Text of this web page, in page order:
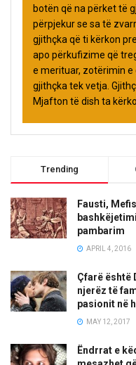
botën që na përket të
përpjekur se sa të
gjithçka që ti kërkon
apo përkufizime që
e merituar, zotërimin e
gjithçka tek vetja.
Mjafton të dish ta
Trending
Fausti,
pambarim
APRIL 4, 2016
Çfarë është
njerëz të
pasionit në
MAY 12, 2017
Ëndrrat e